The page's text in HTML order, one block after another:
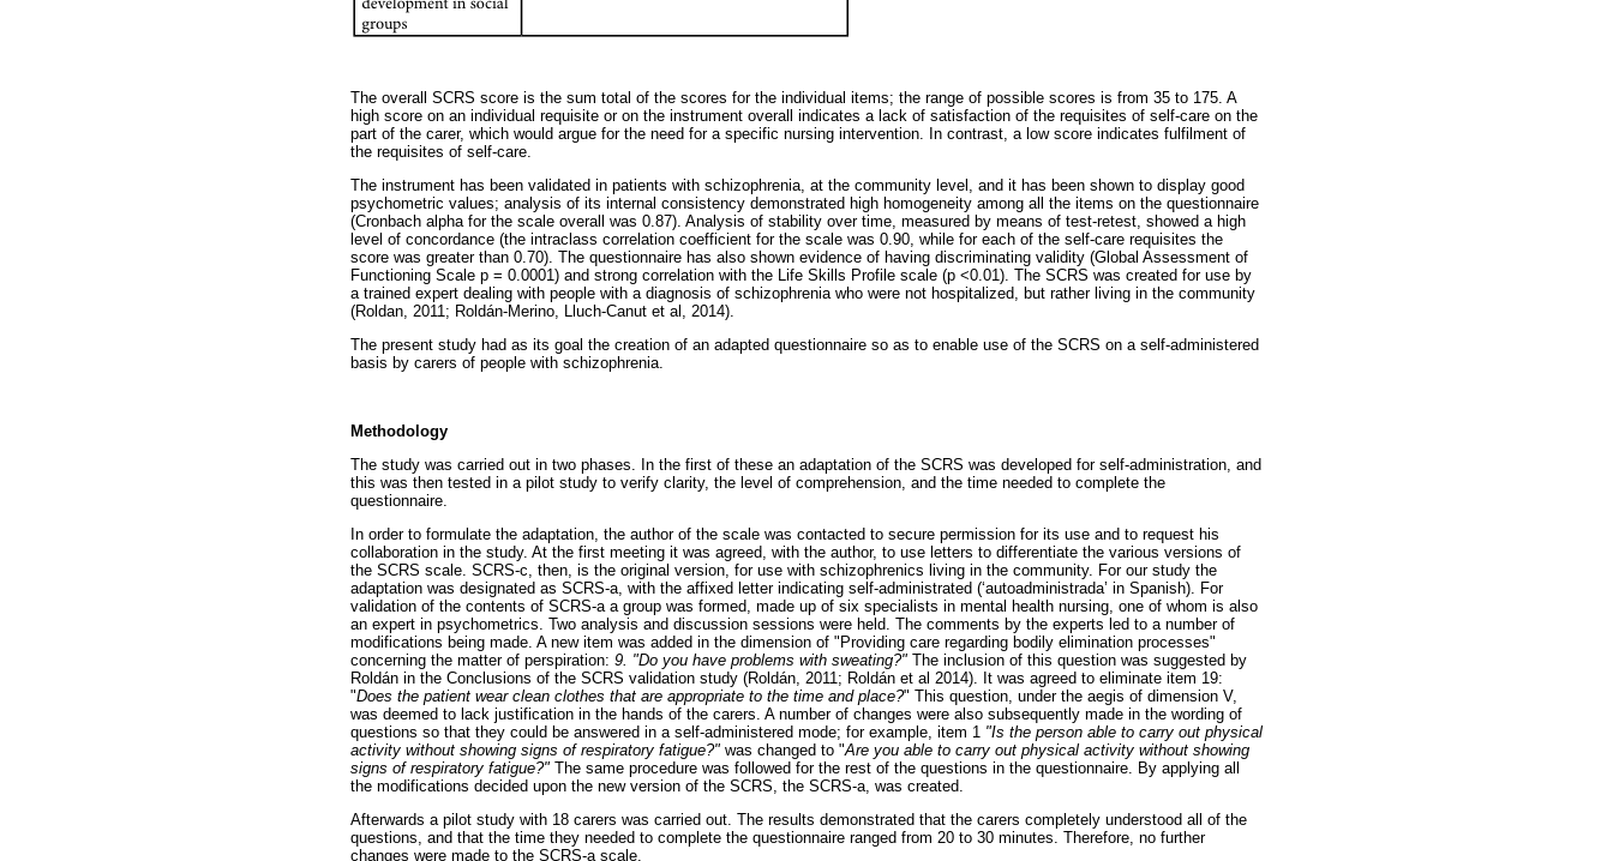
The overall SCRS score is the sum total of the scores for the individual items; the range of possible scores is from 35 to 175. A
high score on an individual requisite or on the instrument overall indicates a lack of satisfaction of the requisites of self-care on the
part of the carer, which would argue for the need for a specific nursing intervention. In contrast, a low score indicates fulfilment of
the requisites of self-care.
The instrument has been validated in patients with schizophrenia, at the community level, and it has been shown to display good
psychometric values; analysis of its internal consistency demonstrated high homogeneity among all the items on the questionnaire
(Cronbach alpha for the scale overall was 0.87). Analysis of stability over time, measured by means of test-retest, showed a high
level of concordance (the intraclass correlation coefficient for the scale was 0.90, while for each of the self-care requisites the
score was greater than 0.70). The questionnaire has also shown evidence of having discriminating validity (Global Assessment of
Functioning Scale p = 0.0001) and strong correlation with the Life Skills Profile scale (p <0.01). The SCRS was created for use by
a trained expert dealing with people with a diagnosis of schizophrenia who were not hospitalized, but rather living in the community
(Roldan, 2011; Roldán-Merino, Lluch-Canut et al, 2014).
The present study had as its goal the creation of an adapted questionnaire so as to enable use of the SCRS on a self-administered
basis by carers of people with schizophrenia.
Methodology
The study was carried out in two phases. In the first of these an adaptation of the SCRS was developed for self-administration, and
this was then tested in a pilot study to verify clarity, the level of comprehension, and the time needed to complete the
questionnaire.
In order to formulate the adaptation, the author of the scale was contacted to secure permission for its use and to request his
collaboration in the study. At the first meeting it was agreed, with the author, to use letters to differentiate the various versions of
the SCRS scale. SCRS-c, then, is the original version, for use with schizophrenics living in the community. For our study the
adaptation was designated as SCRS-a, with the affixed letter indicating self-administrated (‘autoadministrada’ in Spanish). For
validation of the contents of SCRS-a a group was formed, made up of six specialists in mental health nursing, one of whom is also
an expert in psychometrics. Two analysis and discussion sessions were held. The comments by the experts led to a number of
modifications being made. A new item was added in the dimension of "Providing care regarding bodily elimination processes"
concerning the matter of perspiration: 9. "Do you have problems with sweating?" The inclusion of this question was suggested by
Roldán in the Conclusions of the SCRS validation study (Roldán, 2011; Roldán et al 2014). It was agreed to eliminate item 19:
"Does the patient wear clean clothes that are appropriate to the time and place?" This question, under the aegis of dimension V,
was deemed to lack justification in the hands of the carers. A number of changes were also subsequently made in the wording of
questions so that they could be answered in a self-administered mode; for example, item 1 "Is the person able to carry out physical
activity without showing signs of respiratory fatigue?" was changed to "Are you able to carry out physical activity without showing
signs of respiratory fatigue?" The same procedure was followed for the rest of the questions in the questionnaire. By applying all
the modifications decided upon the new version of the SCRS, the SCRS-a, was created.
Afterwards a pilot study with 18 carers was carried out. The results demonstrated that the carers completely understood all of the
questions, and that the time they needed to complete the questionnaire ranged from 20 to 30 minutes. Therefore, no further
changes were made to the SCRS-a scale.